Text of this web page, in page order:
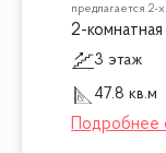
предлагается 2-
2-
3 этаж
47.8 кв.м